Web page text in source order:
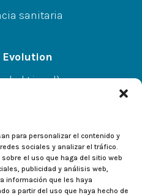
para personalizar el contenido y
sociales y analizar el tráfico.
el uso que haga del sitio web
publicidad y análisis web,
información que les haya
a partir del uso que haya hecho de
sanitaria
Lineal)
Henares
Valladolid 2, 28804